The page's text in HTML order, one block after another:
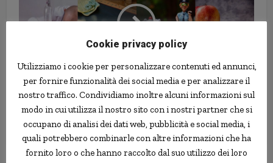
Come si calcola il costo di un
mutuo? Attenzione alle spese
nascoste
Cookie privacy policy
Utilizziamo i cookie per personalizzare contenuti ed annunci,
per fornire funzionalità dei social media e per analizzare il
nostro traffico. Condividiamo inoltre alcuni informazioni sul
modo in cui utilizza il nostro sito con i nostri partner che si
occupano di analisi dei dati web, pubblicità e social media, i
quali potrebbero combinarle con altre informazioni che ha
fornito loro o che hanno raccolto dal suo utilizzo dei loro